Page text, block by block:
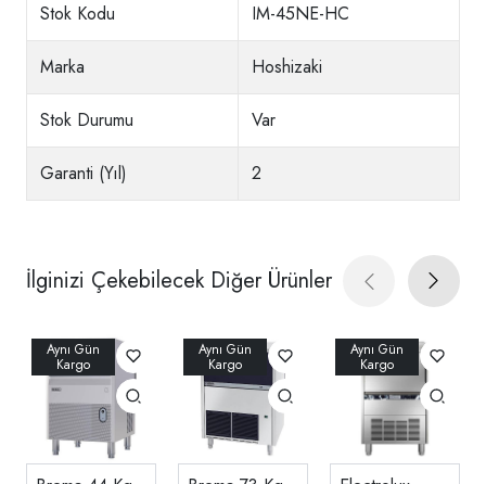
Stok Kodu IM-45NE-HC
Marka Hoshizaki
Stok Durumu Var
Garanti (Yıl) 2
İlginizi Çekebilecek Diğer Ürünler